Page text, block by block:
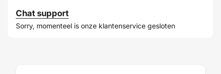
Chat support
Sorry, momenteel is onze klantenservice gesloten